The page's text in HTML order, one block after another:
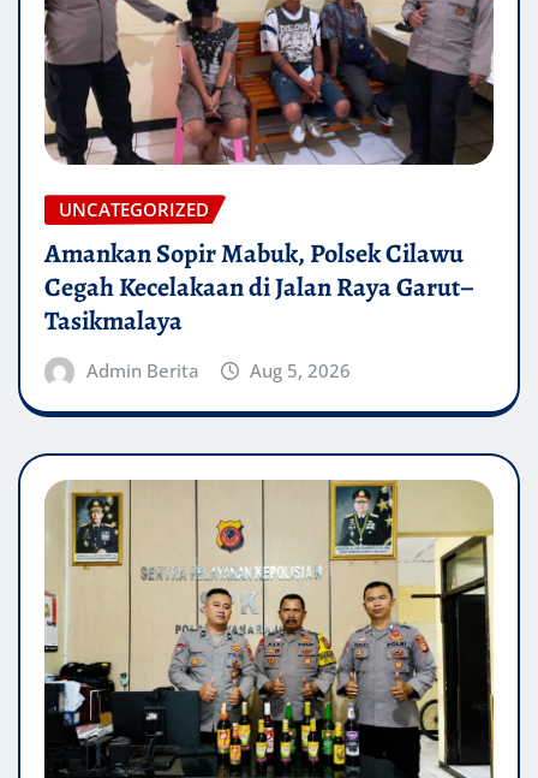
UNCATEGORIZED
Amankan Sopir Mabuk, Polsek Cilawu
Cegah Kecelakaan di Jalan Raya Garut–
Tasikmalaya
Admin Berita Aug 5, 2026